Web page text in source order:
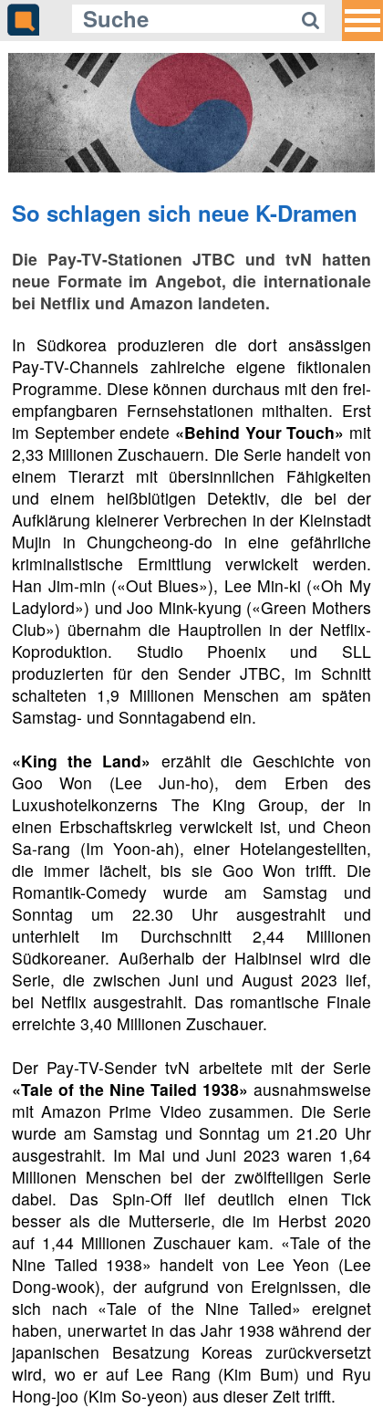
So schlagen sich neue K-Dramen
Die Pay-TV-Stationen JTBC und tvN hatten
neue Formate im Angebot, die internationale
bei Netflix und Amazon landeten.
In Südkorea produzieren die dort ansässigen
Pay-TV-Channels zahlreiche eigene fiktionalen
Programme. Diese können durchaus mit den frei-
empfangbaren Fernsehstationen mithalten. Erst
im September endete «Behind Your Touch» mit
2,33 Millionen Zuschauern. Die Serie handelt von
einem Tierarzt mit übersinnlichen Fähigkeiten
und einem heißblütigen Detektiv, die bei der
Aufklärung kleinerer Verbrechen in der Kleinstadt
Mujin in Chungcheong-do in eine gefährliche
kriminalistische Ermittlung verwickelt werden.
Han Jim-min («Out Blues»), Lee Min-ki («Oh My
Ladylord») und Joo Mink-kyung («Green Mothers
Club») übernahm die Hauptrollen in der Netflix-
Koproduktion. Studio Phoenix und SLL
produzierten für den Sender JTBC, im Schnitt
schalteten 1,9 Millionen Menschen am späten
Samstag- und Sonntagabend ein.
«King the Land» erzählt die Geschichte von
Goo Won (Lee Jun-ho), dem Erben des
Luxushotelkonzerns The King Group, der in
einen Erbschaftskrieg verwickelt ist, und Cheon
Sa-rang (Im Yoon-ah), einer Hotelangestellten,
die immer lächelt, bis sie Goo Won trifft. Die
Romantik-Comedy wurde am Samstag und
Sonntag um 22.30 Uhr ausgestrahlt und
unterhielt im Durchschnitt 2,44 Millionen
Südkoreaner. Außerhalb der Halbinsel wird die
Serie, die zwischen Juni und August 2023 lief,
bei Netflix ausgestrahlt. Das romantische Finale
erreichte 3,40 Millionen Zuschauer.
Der Pay-TV-Sender tvN arbeitete mit der Serie
«Tale of the Nine Tailed 1938» ausnahmsweise
mit Amazon Prime Video zusammen. Die Serie
wurde am Samstag und Sonntag um 21.20 Uhr
ausgestrahlt. Im Mai und Juni 2023 waren 1,64
Millionen Menschen bei der zwölfteiligen Serie
dabei. Das Spin-Off lief deutlich einen Tick
besser als die Mutterserie, die im Herbst 2020
auf 1,44 Millionen Zuschauer kam. «Tale of the
Nine Tailed 1938» handelt von Lee Yeon (Lee
Dong-wook), der aufgrund von Ereignissen, die
sich nach «Tale of the Nine Tailed» ereignet
haben, unerwartet in das Jahr 1938 während der
japanischen Besatzung Koreas zurückversetzt
wird, wo er auf Lee Rang (Kim Bum) und Ryu
Hong-joo (Kim So-yeon) aus dieser Zeit trifft.